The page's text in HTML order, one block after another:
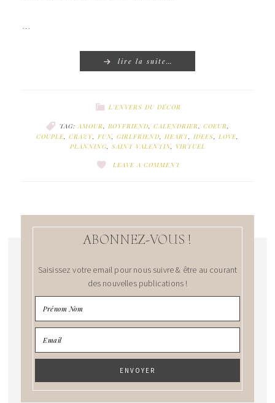
…
lire la suite…
L'ENVERS DU DÉCOR
TAG: AMOUR BOYFRIEND CALENDRIER COEUR
COUPLE CRAZY FUN, GIRLFRIEND HEART IDEES LOVE
PLANNING, SAINT VALENTIN, VIRTUEL
LEAVE A COMMENT
ABONNEZ-VOUS !
Saisissez votre email pour nous suivre & être au courant
des nouvelles publications !